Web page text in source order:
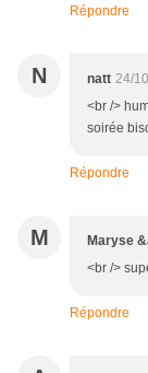
Répondre
N natt 24/
<br />
soirée
Répondre
M Maryse
<br />
Répondre